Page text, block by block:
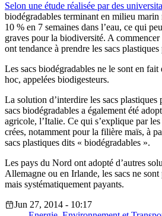
Selon une étude réalisée par des
biodégradables terminant en milieu marin
10 % en 7 semaines dans l’eau, ce qui
graves pour la biodiversité. A
ont tendance à prendre les sacs plastiques
Les sacs biodégradables ne le sont en fait
hoc, appelées biodigesteurs.
La solution d’interdire les sacs plastiques
sacs biodégradables a également été
agricole, l’Italie. Ce qui s’explique par
crées, notamment pour la filière maïs, à
sacs plastiques dits « biodégradables ».
Les pays du Nord ont adopté d’autres
Allemagne ou en Irlande, les sacs ne sont
mais systématiquement payants.
Jun 27, 2014 - 10:17